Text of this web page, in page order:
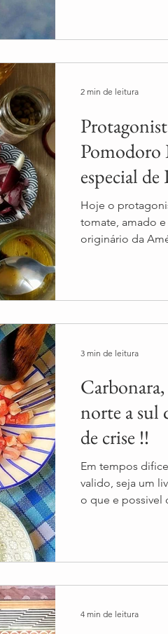
Pomodoro
especial
Hoje o
tomate, amado e venerado em toda Itália o tomate e
originário da
2 min de leitura
norte a sul
de crise !!
Em tempos
valido, seja um
o que e possivel
3 min de leitura
4 min de leitura